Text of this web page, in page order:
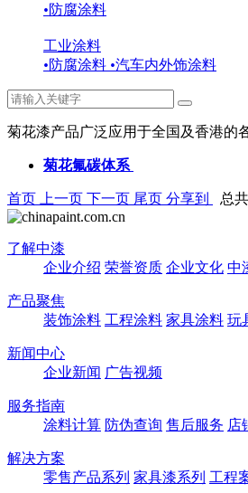
•防腐涂料
工业涂料
•防腐涂料 •汽车内外饰涂料
菊花漆产品广泛应用于全国及香港的
菊花氟碳体系
首页 上一页 下一页 尾页 分享到 总
了解中漆
企业介绍 荣誉资质 企业文化 中
产品聚焦
装饰涂料 工程涂料 家具涂料 玩
新闻中心
企业新闻 广告视频
服务指南
涂料计算 防伪查询 售后服务 店
解决方案
零售产品系列 家具漆系列 工程